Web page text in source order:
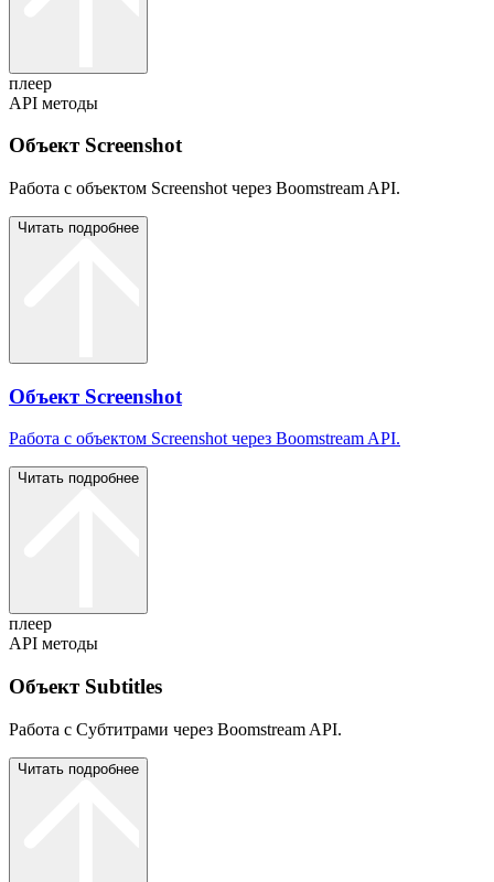
плеер
API методы
Объект Screenshot
Работа с объектом Screenshot через Boomstream API.
Читать подробнее
Объект Screenshot
Работа с объектом Screenshot через Boomstream API.
Читать подробнее
плеер
API методы
Объект Subtitles
Работа с Субтитрами через Boomstream API.
Читать подробнее